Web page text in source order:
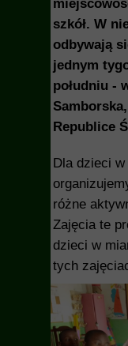
szkół. W
odbywają
jednym
południu -
Republice
Dla dzieci
różne
Zajęcia te
dzieci w
tych